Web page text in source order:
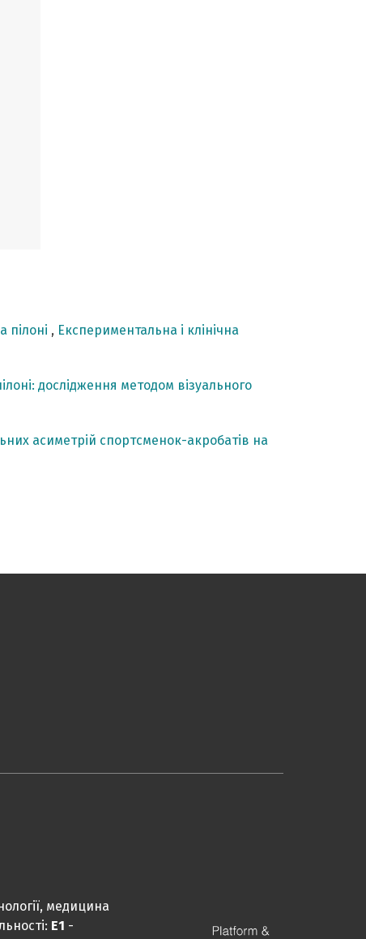
пілоні , Експериментальна і клінічна
дослідження методом візуального
асиметрій спортсменок-акробатів на
медицина
Е1 -